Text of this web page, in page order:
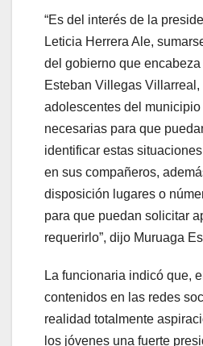
“Es del interés de la
Leticia Herrera Ale,
del gobierno que
Esteban Villegas
adolescentes del
necesarias para que
identificar estas
en sus compañeros,
disposición lugares o
para que puedan solicitar
requerirlo”, dijo Muruaga
La funcionaria indicó que,
contenidos en las redes
realidad totalmente
los jóvenes una fuerte